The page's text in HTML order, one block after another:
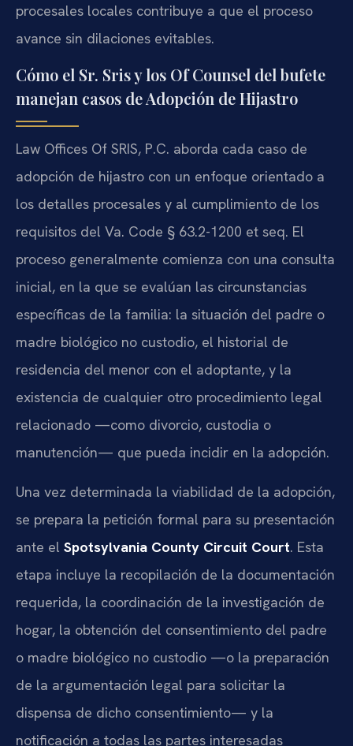
procesales locales contribuye a que el proceso
avance sin dilaciones evitables.
Cómo el Sr. Sris y los Of Counsel del bufete
manejan casos de Adopción de Hijastro
Law Offices Of SRIS, P.C. aborda cada caso de
adopción de hijastro con un enfoque orientado a
los detalles procesales y al cumplimiento de los
requisitos del Va. Code § 63.2-1200 et seq. El
proceso generalmente comienza con una consulta
inicial, en la que se evalúan las circunstancias
específicas de la familia: la situación del padre o
madre biológico no custodio, el historial de
residencia del menor con el adoptante, y la
existencia de cualquier otro procedimiento legal
relacionado —como divorcio, custodia o
manutención— que pueda incidir en la adopción.
Una vez determinada la viabilidad de la adopción,
se prepara la petición formal para su presentación
ante el Spotsylvania County Circuit Court. Esta
etapa incluye la recopilación de la documentación
requerida, la coordinación de la investigación de
hogar, la obtención del consentimiento del padre
o madre biológico no custodio —o la preparación
de la argumentación legal para solicitar la
dispensa de dicho consentimiento— y la
notificación a todas las partes interesadas